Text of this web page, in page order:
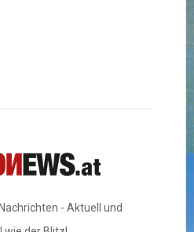
- Aktuell und